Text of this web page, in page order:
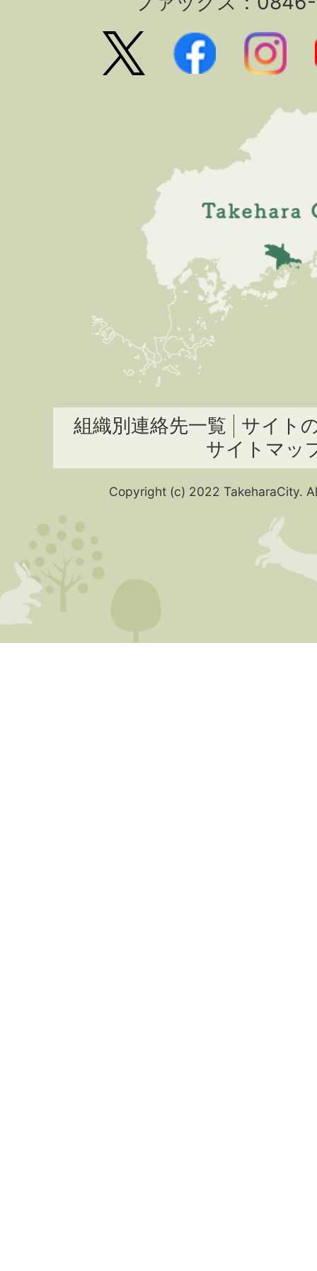
組織別連絡先一覧
サイト
サイトマッ
Copyright (c) 2022 TakeharaCity.